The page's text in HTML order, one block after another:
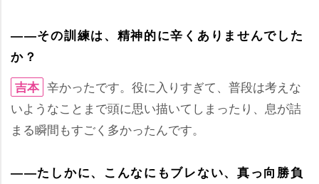
――その訓練は、精神的に辛くありませんでした
か？
吉本 辛かったです。役に入りすぎて、普段は考えな
いようなことまで頭に思い描いてしまったり、息が詰
まる瞬間もすごく多かったんです。
――たしかに、こんなにもブレない、真っ向勝負